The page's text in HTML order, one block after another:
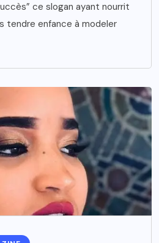
ce slogan ayant nourrit
tendre enfance à modeler